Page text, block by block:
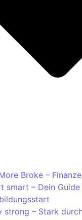
Broke –
smart – Dein
strong – Stark